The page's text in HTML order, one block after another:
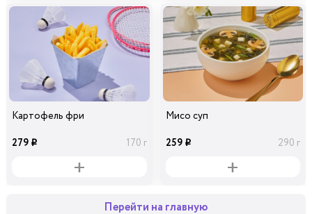
Картофель фри
279 i 170 г
Мисо суп
259 i 290 г
Перейти на главную